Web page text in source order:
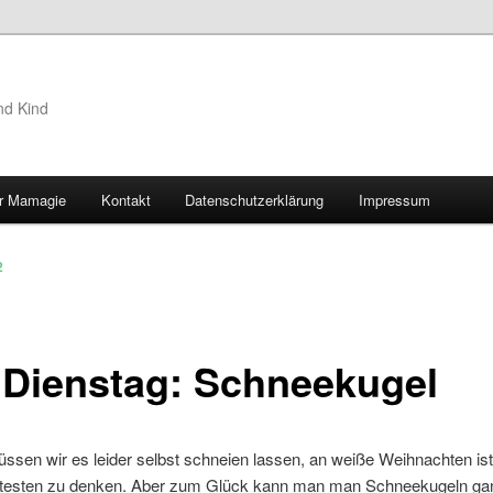
Kind
Mamagie Kontakt Datenschutzerklärung Impressum
Schneekugel
wir es leider selbst schneien lassen, an weiße Weihnachten
zu denken. Aber zum Glück kann man man Schneekugeln